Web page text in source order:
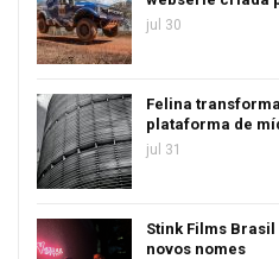
jul 30
Felina
plataforma de
jul 31
Stink Films
novos nomes